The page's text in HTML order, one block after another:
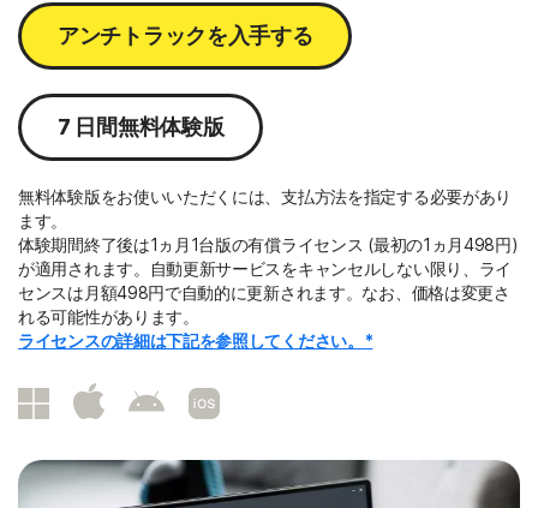
アンチトラックを入手する
7 日間無料体験版
無料体験版をお使いいただくには、支払方法を指定する必要があり
ます。
体験期間終了後は1ヵ月1台版の有償ライセンス (最初の1ヵ月498円)
が適用されます。自動更新サービスをキャンセルしない限り、ライ
センスは月額498円で自動的に更新されます。なお、価格は変更さ
れる可能性があります。
ライセンスの詳細は下記を参照してください。*